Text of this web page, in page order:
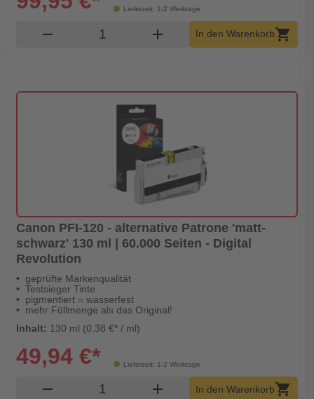
Lieferzeit: 1-2 Werktage
remove Produkt Warenkorb Menge
add In den Warenkorbshopping_cart
Canon PFI-120 - alternative Patrone 'matt-
schwarz' 130 ml | 60.000 Seiten - Digital
Revolution
geprüfte Markenqualität
Testsieger Tinte
pigmentiert = wasserfest
mehr Füllmenge als das Original!
Inhalt: 130 ml (0,38 €* / ml)
Lieferzeit: 1-2 Werktage
49,94 €*
remove Produkt Warenkorb Menge
add In den Warenkorbshopping_cart